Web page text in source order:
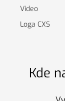
Kde
Video
Loga CXS